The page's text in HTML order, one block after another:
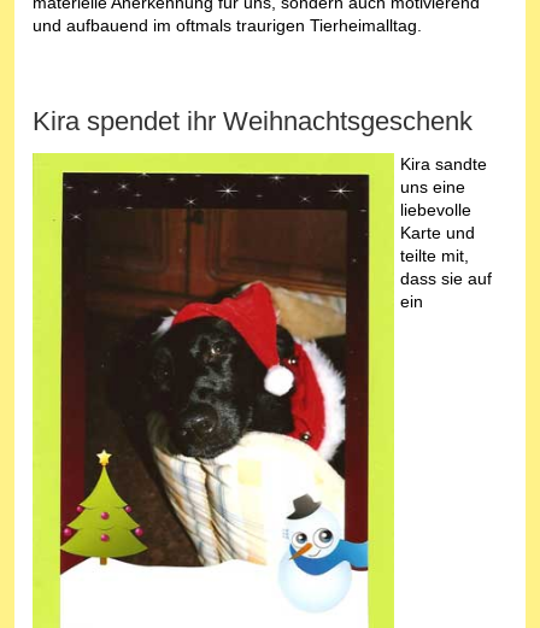
und aufbauend im oftmals traurigen Tierheimalltag.
Kira spendet ihr Weihnachtsgeschenk
Kira sandte
uns eine
liebevolle
Karte und
teilte mit,
dass sie auf
ein